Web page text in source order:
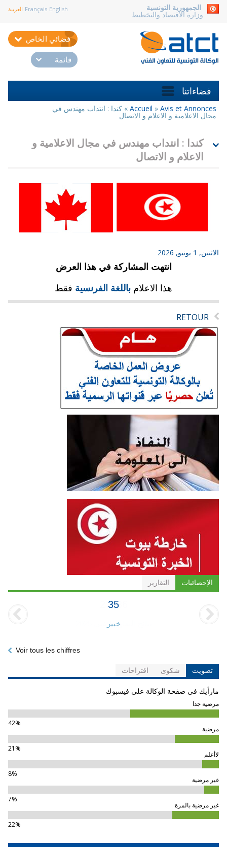
الجمهورية التونسية
وزارة الاقتصاد والتخطيط
Français English العربية
فضائي الخاص
قائمة
فضاءاتنا
أنت
هنا
Accueil » Avis et Annonces
» كندا : انتداب مهندس في
مجال الاعلامية و الاعلام و الاتصال
كندا : انتداب مهندس في مجال الاعلامية و
الاعلام و الاتصال
الاثنين, 1 يونيو, 2026
انتهت المشاركة في هذا العرض
هذا الاعلام باللغة الفرنسية فقط
RETOUR
الإحصائيات التقارير
35
خبير
Voir tous les chiffres
تصويت شكوى اقتراحات
مارأيك في صفحة الوكالة على فيسبوك
مرضية جدا
42%
مرضية
21%
لاأعلم
8%
غير مرضية
7%
غير مرضية بالمرة
22%